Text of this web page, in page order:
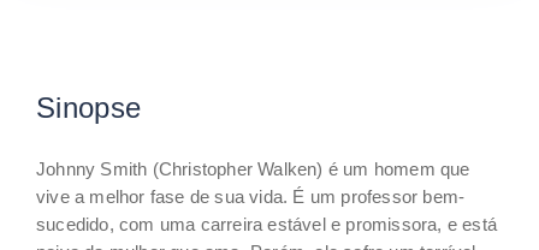
Sinopse
Johnny Smith (Christopher Walken) é um homem que
vive a melhor fase de sua vida. É um professor bem-
sucedido, com uma carreira estável e promissora, e está